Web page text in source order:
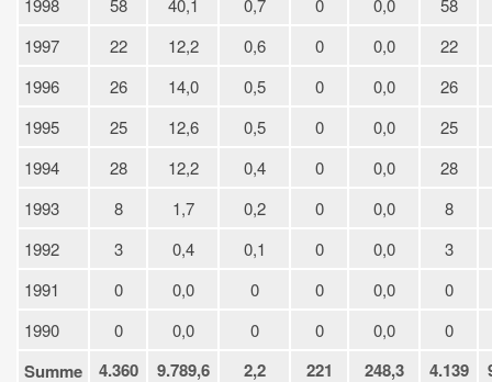
1997
22 12,2 0,6 0 0,0
22
1996
26 14,0 0,5 0 0,0
26
1995
25 12,6 0,5 0 0,0
25
1994
28 12,2 0,4 0 0,0
28
1993
8 1,7 0,2 0 0,0
8
1992
3 0,4 0,1 0 0,0
3
1991
0 0,0 0 0 0,0
0
1990
0 0,0 0 0 0,0 0
Summe 4.360 9.789,6 2,2 221 248,3 4.139